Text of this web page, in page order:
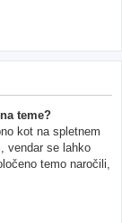
teme?
kot na spletnem
vendar se lahko
temo naročili,